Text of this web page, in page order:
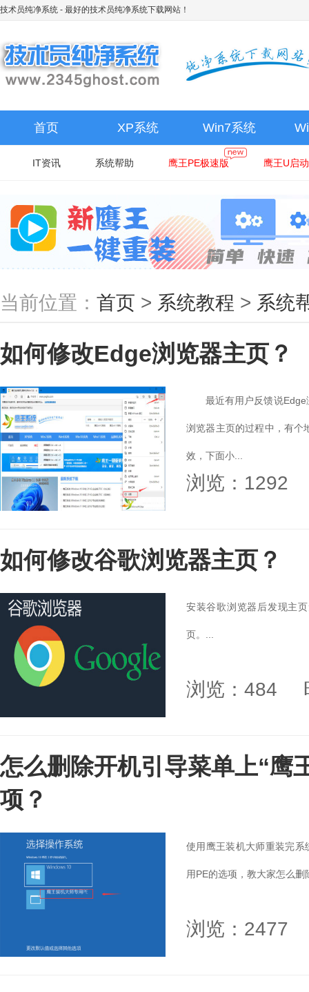
技术员纯净系统 - 最好的技术员纯净系统下载网站！
首页 XP系统 Win7系统
IT资讯 系统帮助 鹰王PE极速版 鹰王U启
当前位置： 首页 > 系统教程 > 系统
如何修改Edge浏览器主页？
最近有用户反馈说Edge
浏览器主页的过程中，有个
效，下面小...
浏览：1292
如何修改谷歌浏览器主页？
安装谷歌浏览器后发现主
页。...
浏览：484
怎么删除开机引导菜单上“鹰
项？
使用鹰王装机大师重装完
用PE的选项，教大家怎么
浏览：2477